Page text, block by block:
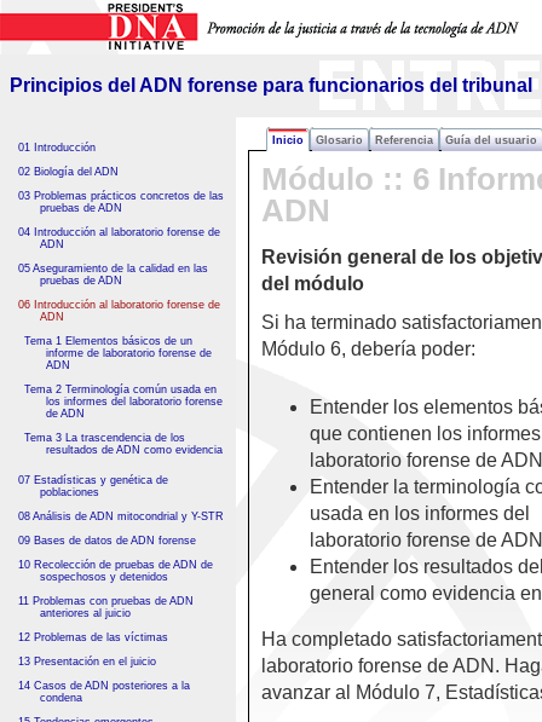
Principios del ADN forense
para funcionarios del tribunal
Principios del ADN forense para funcionarios del tribunal
Inicio Glosario Referencia Guía del usuario
01 Introducción
02 Biología del ADN
03 Problemas prácticos concretos de las
pruebas de ADN
04 Introducción al laboratorio forense de
ADN
05 Aseguramiento de la calidad en las
pruebas de ADN
06 Introducción al laboratorio forense de
ADN
Tema 1 Elementos básicos de un
informe de laboratorio forense de
ADN
Tema 2 Terminología común usada en
los informes del laboratorio forense
de ADN
Tema 3 La trascendencia de los
resultados de ADN como evidencia
07 Estadísticas y genética de
poblaciones
08 Análisis de ADN mitocondrial y Y-STR
09 Bases de datos de ADN forense
10 Recolección de pruebas de ADN de
sospechosos y detenidos
11 Problemas con pruebas de ADN
anteriores al juicio
12 Problemas de las víctimas
13 Presentación en el juicio
14 Casos de ADN posteriores a la
condena
Módulo :: 6
ADN
Revisión general de los
del módulo
Si ha terminado
Módulo 6, debería poder:
Entender los elementos
que contienen los
laboratorio forense de ADN
Entender la terminología
usada en los informes del
laboratorio forense de ADN
Entender los resultados
general como evidencia
Ha completado
laboratorio forense de ADN.
avanzar al Módulo 7,